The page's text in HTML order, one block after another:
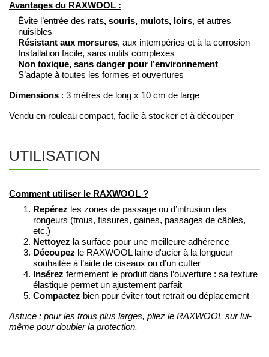
Avantages du RAXWOOL :
Évite l’entrée des rats, souris, mulots, loirs, et autres
nuisibles
Résistant aux morsures, aux intempéries et à la corrosion
Installation facile, sans outils complexes
Non toxique, sans danger pour l’environnement
S’adapte à toutes les formes et ouvertures
Dimensions : 3 mètres de long x 10 cm de large
Vendu en rouleau compact, facile à stocker et à découper
UTILISATION
Comment utiliser le RAXWOOL ?
Repérez les zones de passage ou d’intrusion des
rongeurs (trous, fissures, gaines, passages de câbles,
etc.)
Nettoyez la surface pour une meilleure adhérence
Découpez le RAXWOOL laine d'acier à la longueur
souhaitée à l’aide de ciseaux ou d’un cutter
Insérez fermement le produit dans l’ouverture : sa texture
élastique permet un ajustement parfait
Compactez bien pour éviter tout retrait ou déplacement
Astuce : pour les trous plus larges, pliez le RAXWOOL sur lui-
même pour doubler la protection.